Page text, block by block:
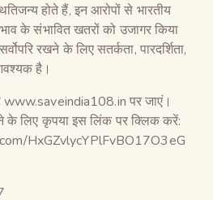
होते हैं, इन आरोपों से भारतीय
के संभावित खतरों को उजागर किया
रखने के लिए सतर्कता, पारदर्शिता,
है।
www.saveindia108.in पर जाएं।
के लिए कृपया इस लिंक पर क्लिक करें:
HxGZvlycYPlFvBO17O3eG